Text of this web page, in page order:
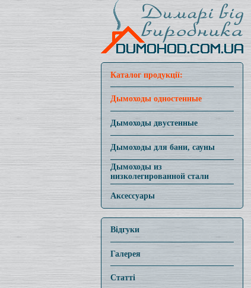
Каталог продукції:
Дымоходы одностенные
Дымоходы двустенные
Дымоходы для бани, сауны
Дымоходы из
низколегированной стали
Аксессуары
Відгуки
Галерея
Статті